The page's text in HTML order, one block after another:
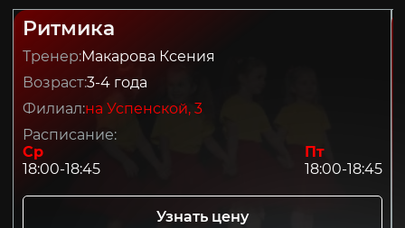
Ритмика
Тренер:Макарова Ксения
Возраст:3-4 года
Филиал:на Успенской, 3
Расписание:
Ср
18:00-18:45
Пт
18:00-18:45
Узнать цену